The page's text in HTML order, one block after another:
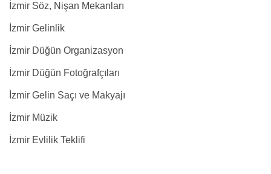
İzmir Söz, Nişan Mekanları
İzmir Gelinlik
İzmir Düğün Organizasyon
İzmir Düğün Fotoğrafçıları
İzmir Gelin Saçı ve Makyajı
İzmir Müzik
İzmir Evlilik Teklifi